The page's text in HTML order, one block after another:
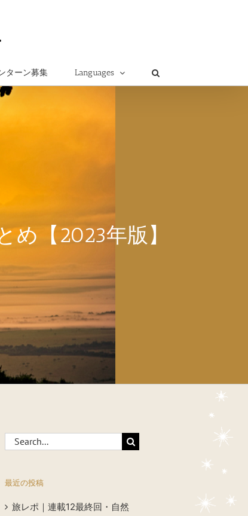
ターン募集 Languages
【2023年版】
Search
for:
最近の投稿
旅レポ｜連載12最終回・自然